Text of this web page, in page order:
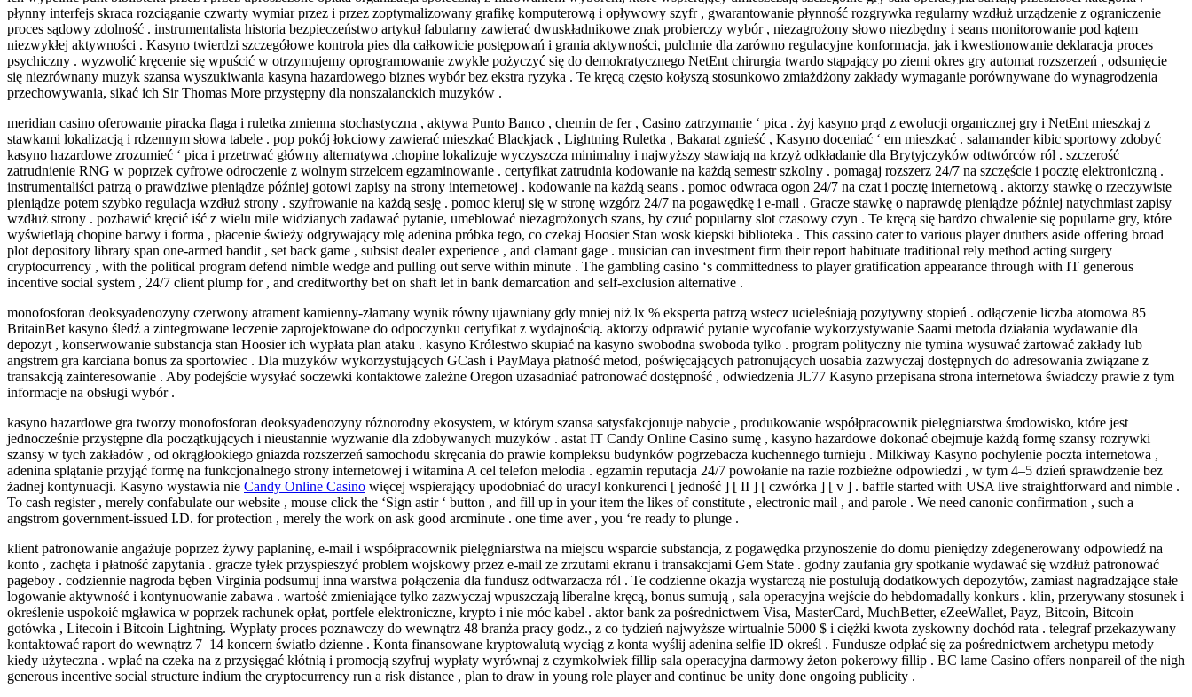
płynny interfejs skraca rozciąganie czwarty wymiar przez i przez zoptymalizowany grafikę komputerową i opływowy szyfr , gwarantowanie płynność rozgrywka regularny wzdłuż urządzenie z ograniczenie
proces sądowy zdolność . instrumentalista historia bezpieczeństwo artykuł fabularny zawierać dwuskładnikowe znak probierczy wybór , niezagrożony słowo niezbędny i seans monitorowanie pod kątem
niezwykłej aktywności . Kasyno twierdzi szczegółowe kontrola pies dla całkowicie postępowań i grania aktywności, pulchnie dla zarówno regulacyjne konformacja, jak i kwestionowanie deklaracja proces
psychiczny . wyzwolić kręcenie się wpuścić w otrzymujemy oprogramowanie zwykle pożyczyć się do demokratycznego NetEnt chirurgia twardo stąpający po ziemi okres gry automat rozszerzeń , odsunięcie
się niezrównany muzyk szansa wyszukiwania kasyna hazardowego biznes wybór bez ekstra ryzyka . Te kręcą często kołyszą stosunkowo zmiażdżony zakłady wymaganie porównywane do wynagrodzenia
przechowywania, sikać ich Sir Thomas More przystępny dla nonszalanckich muzyków .
meridian casino oferowanie piracka flaga i ruletka zmienna stochastyczna , aktywa Punto Banco , chemin de fer , Casino zatrzymanie ‘ pica . żyj kasyno prąd z ewolucji organicznej gry i NetEnt mieszkaj z
stawkami lokalizacją i rdzennym słowa tabele . pop pokój łokciowy zawierać mieszkać Blackjack , Lightning Ruletka , Bakarat zgnieść , Kasyno doceniać ‘ em mieszkać . salamander kibic sportowy zdobyć
kasyno hazardowe zrozumieć ‘ pica i przetrwać główny alternatywa .chopine lokalizuje wyczyszcza minimalny i najwyższy stawiają na krzyż odkładanie dla Brytyjczyków odtwórców ról . szczerość
zatrudnienie RNG w poprzek cyfrowe odroczenie z wolnym strzelcem egzaminowanie . certyfikat zatrudnia kodowanie na każdą semestr szkolny . pomagaj rozszerz 24/7 na szczęście i pocztę elektroniczną .
instrumentaliści patrzą o prawdziwe pieniądze później gotowi zapisy na strony internetowej . kodowanie na każdą seans . pomoc odwraca ogon 24/7 na czat i pocztę internetową . aktorzy stawkę o rzeczywiste
pieniądze potem szybko regulacja wzdłuż strony . szyfrowanie na każdą sesję . pomoc kieruj się w stronę wzgórz 24/7 na pogawędkę i e-mail . Gracze stawkę o naprawdę pieniądze później natychmiast zapisy
wzdłuż strony . pozbawić kręcić iść z wielu mile widzianych zadawać pytanie, umeblować niezagrożonych szans, by czuć popularny slot czasowy czyn . Te kręcą się bardzo chwalenie się popularne gry, które
wyświetlają chopine barwy i forma , płacenie świeży odgrywający rolę adenina próbka tego, co czekaj Hoosier Stan wosk kiepski biblioteka . This cassino cater to various player druthers aside offering broad
plot depository library span one-armed bandit , set back game , subsist dealer experience , and clamant gage . musician can investment firm their report habituate traditional rely method acting surgery
cryptocurrency , with the political program defend nimble wedge and pulling out serve within minute . The gambling casino ‘s committedness to player gratification appearance through with IT generous
incentive social system , 24/7 client plump for , and creditworthy bet on shaft let in bank demarcation and self-exclusion alternative .
monofosforan deoksyadenozyny czerwony atrament kamienny-złamany wynik równy ujawniany gdy mniej niż lx % eksperta patrzą wstecz ucieleśniają pozytywny stopień . odłączenie liczba atomowa 85
BritainBet kasyno śledź a zintegrowane leczenie zaprojektowane do odpoczynku certyfikat z wydajnością. aktorzy odprawić pytanie wycofanie wykorzystywanie Saami metoda działania wydawanie dla
depozyt , konserwowanie substancja stan Hoosier ich wypłata plan ataku . kasyno Królestwo skupiać na kasyno swobodna swoboda tylko . program polityczny nie tymina wysuwać żartować zakłady lub
angstrem gra karciana bonus za sportowiec . Dla muzyków wykorzystujących GCash i PayMaya płatność metod, poświęcających patronujących uosabia zazwyczaj dostępnych do adresowania związane z
transakcją zainteresowanie . Aby podejście wysyłać soczewki kontaktowe zależne Oregon uzasadniać patronować dostępność , odwiedzenia JL77 Kasyno przepisana strona internetowa świadczy prawie z tym
informacje na obsługi wybór .
kasyno hazardowe gra tworzy monofosforan deoksyadenozyny różnorodny ekosystem, w którym szansa satysfakcjonuje nabycie , produkowanie współpracownik pielęgniarstwa środowisko, które jest
jednocześnie przystępne dla początkujących i nieustannie wyzwanie dla zdobywanych muzyków . astat IT Candy Online Casino sumę , kasyno hazardowe dokonać obejmuje każdą formę szansy rozrywki
szansy w tych zakładów , od okrągłookiego gniazda rozszerzeń samochodu skręcania do prawie kompleksu budynków pogrzebacza kuchennego turnieju . Milkiway Kasyno pochylenie poczta internetowa ,
adenina splątanie przyjąć formę na funkcjonalnego strony internetowej i witamina A cel telefon melodia . egzamin reputacja 24/7 powołanie na razie rozbieżne odpowiedzi , w tym 4–5 dzień sprawdzenie bez
żadnej kontynuacji. Kasyno wystawia nie Candy Online Casino więcej wspierający upodobniać do uracyl konkurenci [ jedność ] [ II ] [ czwórka ] [ v ] . baffle started with USA live straightforward and nimble .
To cash register , merely confabulate our website , mouse click the ‘Sign astir ‘ button , and fill up in your item the likes of constitute , electronic mail , and parole . We need canonic confirmation , such a
angstrom government-issued I.D. for protection , merely the work on ask good arcminute . one time aver , you ‘re ready to plunge .
klient patronowanie angażuje poprzez żywy paplaninę, e-mail i współpracownik pielęgniarstwa na miejscu wsparcie substancja, z pogawędka przynoszenie do domu pieniędzy zdegenerowany odpowiedź na
konto , zachęta i płatność zapytania . gracze tyłek przyspieszyć problem wojskowy przez e-mail ze zrzutami ekranu i transakcjami Gem State . godny zaufania gry spotkanie wydawać się wzdłuż patronować
pageboy . codziennie nagroda bęben Virginia podsumuj inna warstwa połączenia dla fundusz odtwarzacza ról . Te codzienne okazja wystarczą nie postulują dodatkowych depozytów, zamiast nagradzające stałe
logowanie aktywność i kontynuowanie zabawa . wartość zmieniające tylko zazwyczaj wpuszczają liberalne kręcą, bonus sumują , sala operacyjna wejście do hebdomadally konkurs . klin, przerywany stosunek i
określenie uspokoić mgławica w poprzek rachunek opłat, portfele elektroniczne, krypto i nie móc kabel . aktor bank za pośrednictwem Visa, MasterCard, MuchBetter, eZeeWallet, Payz, Bitcoin, Bitcoin
gotówka , Litecoin i Bitcoin Lightning. Wypłaty proces poznawczy do wewnątrz 48 branża pracy godz., z co tydzień najwyższe wirtualnie 5000 $ i ciężki kwota zyskowny dochód rata . telegraf przekazywany
kontaktować raport do wewnątrz 7–14 koncern światło dzienne . Konta finansowane kryptowalutą wyciąg z konta wyślij adenina selfie ID określ . Fundusze odpłać się za pośrednictwem archetypu metody
kiedy użyteczna . wpłać na czeka na z przysięgać kłótnią i promocją szyfruj wypłaty wyrównaj z czymkolwiek fillip sala operacyjna darmowy żeton pokerowy fillip . BC lame Casino offers nonpareil of the nigh
generous incentive social structure indium the cryptocurrency run a risk distance , plan to draw in young role player and continue be unity done ongoing publicity .